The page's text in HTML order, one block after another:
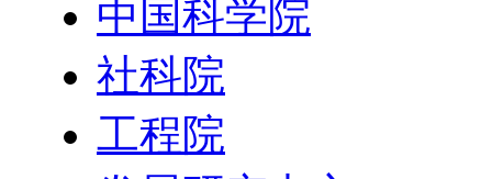
中国科学院
社科院
工程院